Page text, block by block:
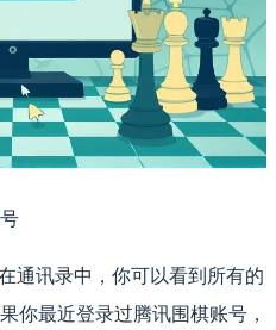
通讯录中，你可以看到所有的
你最近登录过腾讯围棋账号，